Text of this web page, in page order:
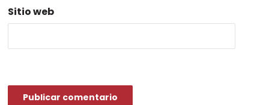
Sitio web